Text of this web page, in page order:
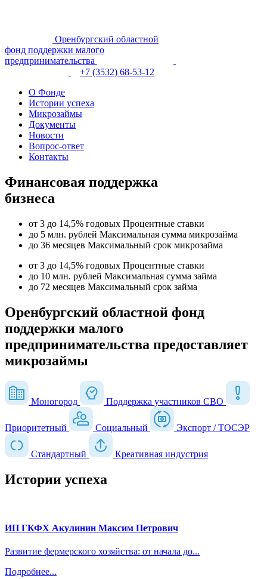
Оренбургский областной
фонд поддержки малого
предпринимательства
+7 (3532) 68-53-12
О Фонде
Истории успеха
Микрозаймы
Документы
Новости
Вопрос-ответ
Контакты
Финансовая поддержка
бизнеса
от 3 до 14,5% годовых Процентные ставки
до 5 млн. рублей Максимальная сумма микрозайма
до 36 месяцев Максимальный срок микрозайма
от 3 до 14,5% годовых Процентные ставки
до 10 млн. рублей Максимальная сумма займа
до 72 месяцев Максимальный срок займа
Оренбургский областной фонд
поддержки малого
предпринимательства предоставляет
микрозаймы
Моногород Поддержка участников СВО
Приоритетный Социальный Экспорт / ТОСЭР
Стандартный Креативная индустрия
Истории успеха
ИП ГКФХ Акулинин Максим Петрович
Развитие фермерского хозяйства: от начала до...
Подробнее...